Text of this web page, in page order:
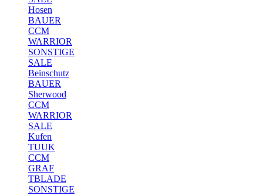
Hosen
BAUER
CCM
WARRIOR
SONSTIGE
SALE
Beinschutz
BAUER
Sherwood
CCM
WARRIOR
SALE
Kufen
TUUK
CCM
GRAF
TBLADE
SONSTIGE